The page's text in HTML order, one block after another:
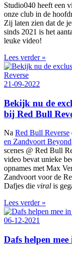
Studio040 heeft een
onze club in de
Zij laten zien dat de
sinds 2021 is het
leuke video!
Lees verder »
21-09-2022
Bekijk nu de
bij Red Bull
Na Red Bull Reverse
en Zandvoort Beyond
scenes @ Red Bull
video bevat unieke
opnames met Max
Zandvoort voor de
Dafjes die viral is
Lees verder »
06-12-2021
Dafs helpen